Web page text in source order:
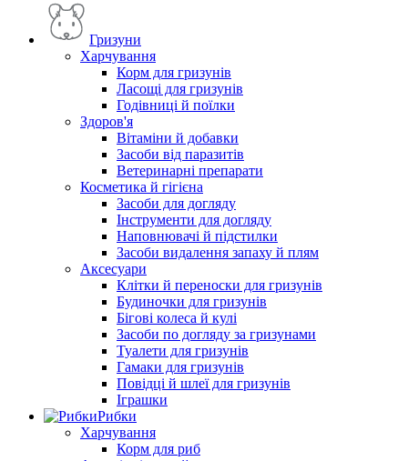
Гризуни
Харчування
Корм для гризунів
Ласощі для гризунів
Годівниці й поїлки
Здоров'я
Вітаміни й добавки
Засоби від паразитів
Ветеринарні препарати
Косметика й гігієна
Засоби для догляду
Інструменти для догляду
Наповнювачі й підстилки
Засоби видалення запаху й плям
Аксесуари
Клітки й переноски для гризунів
Будиночки для гризунів
Бігові колеса й кулі
Засоби по догляду за гризунами
Туалети для гризунів
Гамаки для гризунів
Повідці й шлеї для гризунів
Іграшки
Рибки
Харчування
Корм для риб